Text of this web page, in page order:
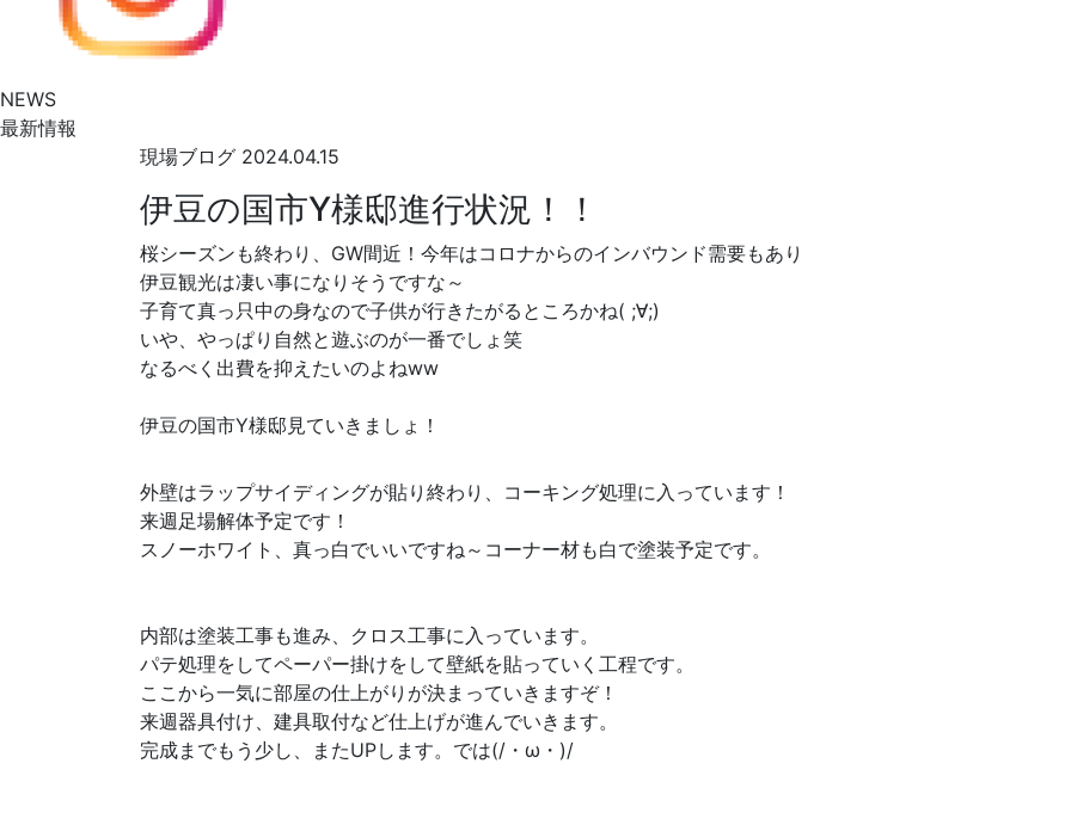
NEWS
最新情報
現場ブログ 2024.04.15
伊豆の国市Y様邸進行状況！！
桜シーズンも終わり、GW間近！今年はコロナからのインバウンド需要もあり
伊豆観光は凄い事になりそうですな～
子育て真っ只中の身なので子供が行きたがるところかね( ;∀;)
いや、やっぱり自然と遊ぶのが一番でしょ笑
なるべく出費を抑えたいのよねww
伊豆の国市Y様邸見ていきましょ！
外壁はラップサイディングが貼り終わり、コーキング処理に入っています！
来週足場解体予定です！
スノーホワイト、真っ白でいいですね～コーナー材も白で塗装予定です。
内部は塗装工事も進み、クロス工事に入っています。
パテ処理をしてペーパー掛けをして壁紙を貼っていく工程です。
ここから一気に部屋の仕上がりが決まっていきますぞ！
来週器具付け、建具取付など仕上げが進んでいきます。
完成までもう少し、またUPします。では(/・ω・)/